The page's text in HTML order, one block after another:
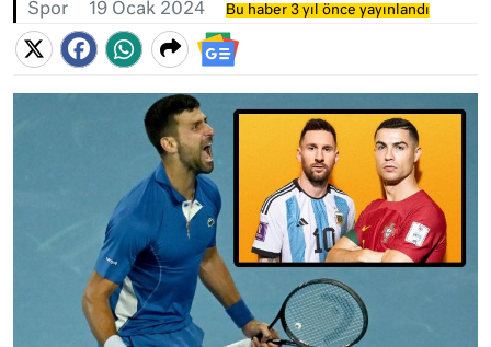
Spor 19 Ocak 2024 Bu haber 3 yıl önce yayınlandı